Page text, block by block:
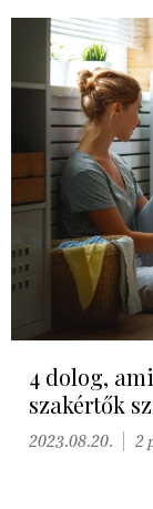
4 dolog,
szakértők
2023.08.20. 2